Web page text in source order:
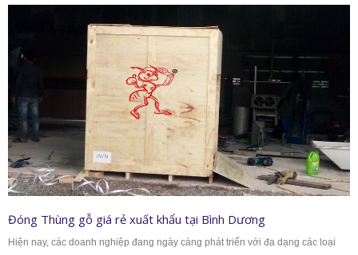
Đóng Thùng gỗ giá rẻ xuất khẩu tại Bình Dương
Hiện nay, các doanh nghiệp đang ngày càng phát triển với đa dạng các loại